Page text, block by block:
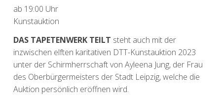
ab 19:00 Uhr
Kunstauktion
DAS TAPETENWERK TEILT steht auch mit der
inzwischen elften karitativen DTT-Kunstauktion 2023
unter der Schirmherrschaft von Ayleena Jung, der Frau
des Oberbürgermeisters der Stadt Leipzig, welche die
Auktion persönlich eröffnen wird.